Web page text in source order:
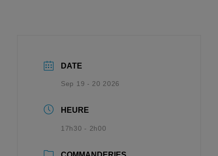
DATE
Sep 19 - 20 2026
HEURE
17h30 - 2h00